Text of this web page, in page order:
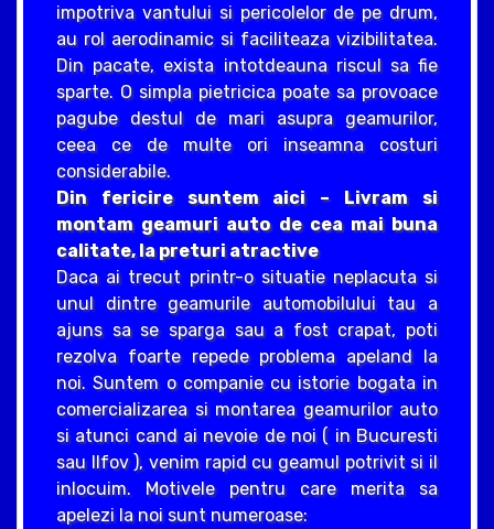
impotriva vantului si pericolelor de pe drum,
au rol aerodinamic si faciliteaza vizibilitatea.
Din pacate, exista intotdeauna riscul sa fie
sparte. O simpla pietricica poate sa provoace
pagube destul de mari asupra geamurilor,
ceea ce de multe ori inseamna costuri
considerabile.
Din fericire suntem aici – Livram si
montam geamuri auto de cea mai buna
calitate, la preturi atractive
Daca ai trecut printr-o situatie neplacuta si
unul dintre geamurile automobilului tau a
ajuns sa se sparga sau a fost crapat, poti
rezolva foarte repede problema apeland la
noi. Suntem o companie cu istorie bogata in
comercializarea si montarea geamurilor auto
si atunci cand ai nevoie de noi ( in Bucuresti
sau Ilfov ), venim rapid cu geamul potrivit si il
inlocuim. Motivele pentru care merita sa
apelezi la noi sunt numeroase: